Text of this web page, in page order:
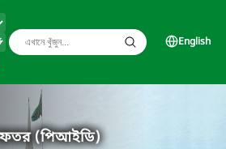
English
(পিআইডি)